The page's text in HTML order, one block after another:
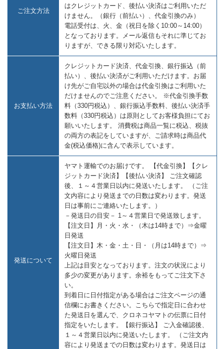
ご注文方法
はクレジットカード、後払い決済はご利用いただ
けません。（銀行（前払い）、代金引換のみ）
電話受付は、火、金（祝日を除く10:00～14:00）
となっております。メール返信もそれに準じてお
りますが、できる限り対応いたします。
お支払い方法
クレジットカード決済、代金引換、銀行振込（前
払い）、後払い決済がご利用いただけます。お届
け先がご自宅以外の場合は代金引換はご利用いた
だけませんのでご注意ください。 ※代金引換手数
料（330円税込）、銀行振込手数料、後払い決済手
数料（330円税込）は原則としてお客様負担にてお
願いいたします。 消費税は商品一覧に税込、税抜
の両方の表記をしていますが、ご請求時は商品代
金(税込価格)に含んで表示しています。
発送について
ヤマト運輸でのお届けです。 【代金引換】【クレ
ジットカード決済】【後払い決済】 ご注文確認
後、１～４営業日以内に発送いたします。 （ご注
文内容により発送までの日数は変わります。発送
日は事前にご連絡いたします。）
－発送日の目安－ 1～４営業日で発送致します。
【注文日】月・火・水・（木は14時まで）⇒金曜
日発送
【注文日】木・金・土・日・（月は14時まで）⇒
火曜日発送
上記は目安となっております。注文の状況により
多少の変更があります。余裕をもってご注文下さ
い。
到着日に日付指定がある場合はご注文ページの通
信欄にお書きください。こちらで指定日に合わせ
た発送日を選んで、クロネコヤマトの伝票に日付
指定をいたします。【銀行振込】 ご入金確認後、
１～４営業日以内に発送いたします。 （ご注文内
容により発送までの日数は変わります。発送日は